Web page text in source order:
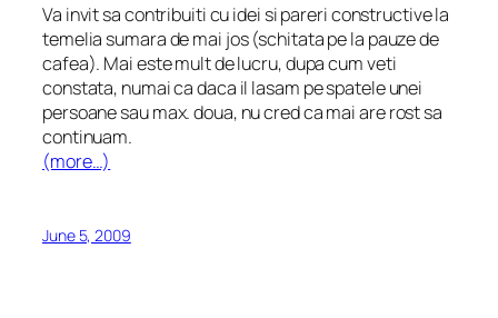
Va invit sa contribuiti cu idei si pareri constructive la
temelia sumara de mai jos (schitata pe la pauze de
cafea). Mai este mult de lucru, dupa cum veti
constata, numai ca daca il lasam pe spatele unei
persoane sau max. doua, nu cred ca mai are rost sa
continuam.
(more…)
June 5, 2009